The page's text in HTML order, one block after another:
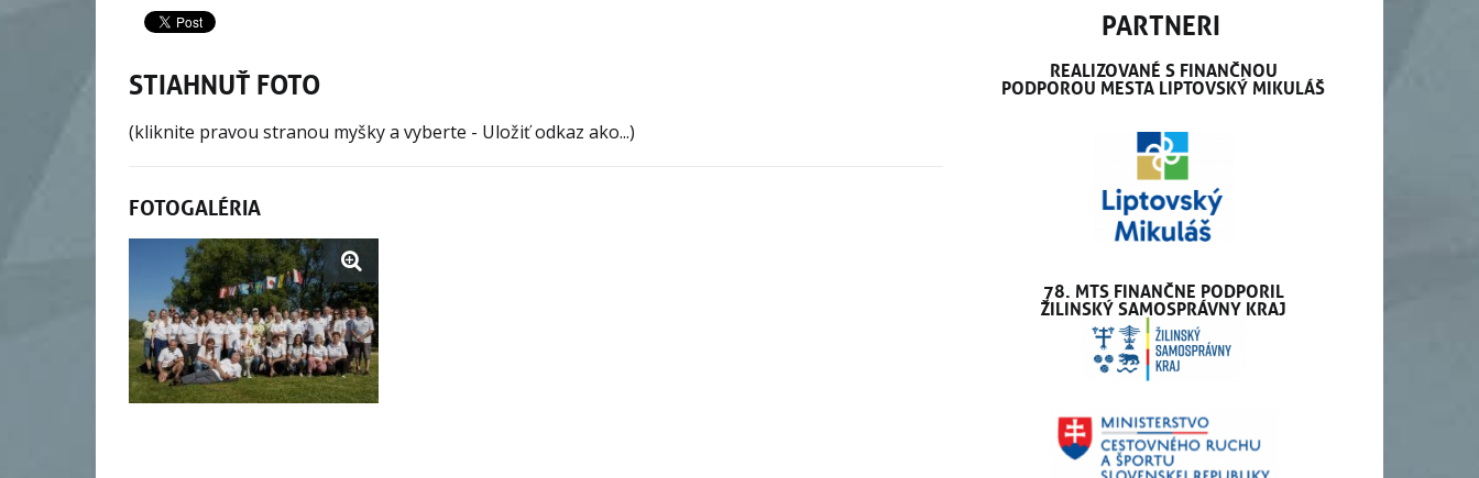
STIAHNUŤ FOTO
(kliknite pravou stranou myšky a vyberte - Uložiť odkaz ako...)
FOTOGALÉRIA
PARTNERI
REALIZOVANÉ S FINANČNOU
PODPOROU MESTA LIPTOVSKÝ MIKULÁŠ
78. MTS FINANČNE PODPORIL
ŽILINSKÝ SAMOSPRÁVNY KRAJ